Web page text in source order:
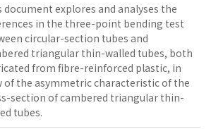
document explores and analyses the
in the three-point bending test
circular-section tubes and
triangular thin-walled tubes, both
from fibre-reinforced plastic, in
of the asymmetric characteristic of the
section of cambered triangular thin-
tubes.